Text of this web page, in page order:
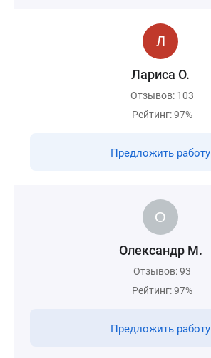
Лариса О.
Отзывов: 103
Рейтинг: 97%
Предложить работу
Олександр М.
Отзывов: 93
Рейтинг: 97%
Предложить работу